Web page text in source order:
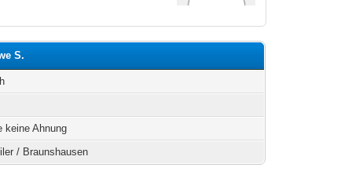
S.
keine Ahnung
/ Braunshausen